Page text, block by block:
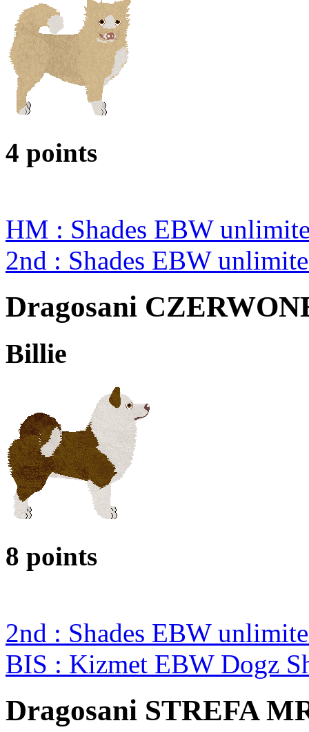
4 points
HM : Shades EBW
2nd : Shades EBW
Dragosani
Billie
8 points
2nd : Shades EBW
BIS : Kizmet EBW Dogz
Dragosani STREFA